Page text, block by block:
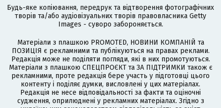
Будь-яке копіювання, передрук та відтворення фотографічних
творів та/або аудіовізуальних творів правовласника Getty
Images - суворо забороняється.
Матеріали з плашкою PROMOTED, НОВИНИ КОМПАНІЙ та
ПОЗИЦІЯ є рекламними та публікуються на правах реклами.
Редакція може не поділяти погляди, які в них промотуються.
Матеріали з плашкою СПЕЦПРОЄКТ та ЗА ПІДТРИМКИ також є
рекламними, проте редакція бере участь у підготовці цього
контенту і поділяє думки, висловлені у цих матеріалах.
Редакція не несе відповідальності за факти та оціночні
судження, оприлюднені у рекламних матеріалах. Згідно з